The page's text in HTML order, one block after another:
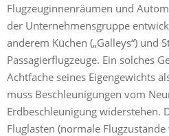
Flugzeuginnenräumen und
der Unternehmensgruppe
anderem Küchen („Galleys“) und
Passagierflugzeuge. Ein solches
Achtfache seines Eigengewichts
muss Beschleunigungen vom
Erdbeschleunigung widerstehen.
Fluglasten (normale